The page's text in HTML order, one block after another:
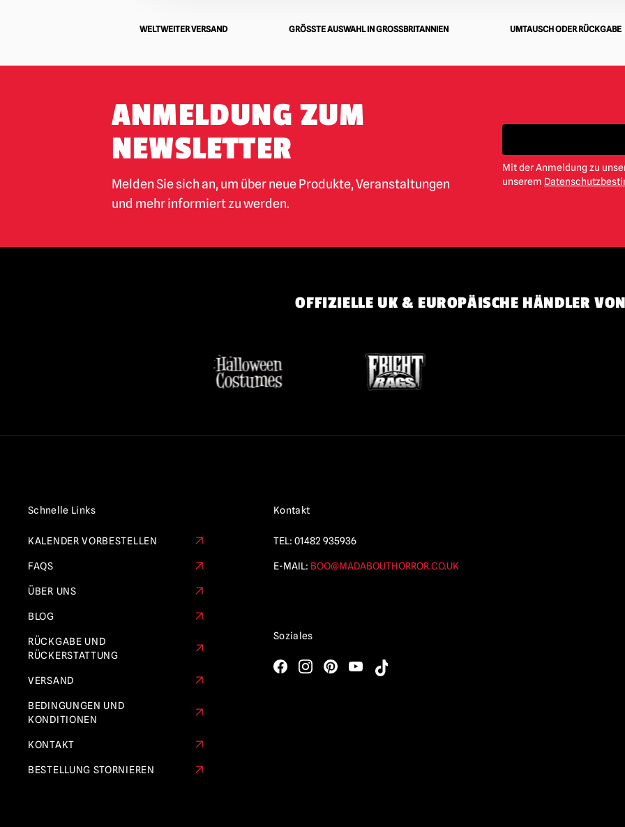
WELTWEITER VERSAND GRÖSSTE AUSWAHL IN GROSSBRITANNIEN UMTAUSCH ODER RÜCKGABE
ANMELDUNG ZUM
NEWSLETTER
Melden Sie sich an, um über neue Produkte, Veranstaltungen
und mehr informiert zu werden.
Mit der Anmeldung zu
unserem
OFFIZIELLE UK & EUROPÄISCHE HÄNDLER
Schnelle Links
KALENDER VORBESTELLEN
FAQS
ÜBER UNS
BLOG
RÜCKGABE UND
RÜCKERSTATTUNG
VERSAND
BEDINGUNGEN UND
KONDITIONEN
KONTAKT
BESTELLUNG STORNIEREN
Kontakt
TEL: 01482 935936
E-MAIL: BOO@MADABOUTHORROR.CO.UK
Soziales